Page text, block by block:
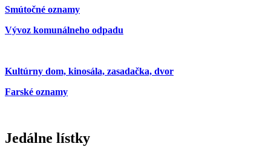
Smútočné oznamy
Vývoz komunálneho odpadu
Kultúrny dom, kinosála, zasadačka, dvor
Farské oznamy
Jedálne lístky